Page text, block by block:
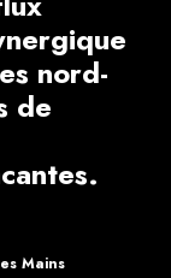
nord-
de
Mains